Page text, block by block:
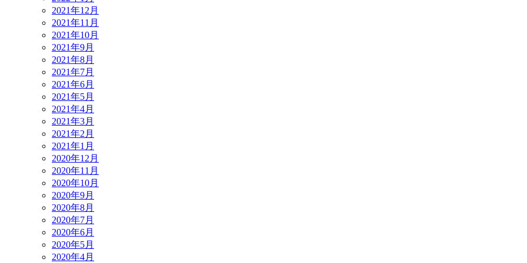
2021年12月
2021年11月
2021年10月
2021年9月
2021年8月
2021年7月
2021年6月
2021年5月
2021年4月
2021年3月
2021年2月
2021年1月
2020年12月
2020年11月
2020年10月
2020年9月
2020年8月
2020年7月
2020年6月
2020年5月
2020年4月